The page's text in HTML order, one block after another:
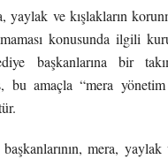
ve kışlakların
konusunda ilgili
başkanlarına bir
bu amaçla “mera
mera, yaylak